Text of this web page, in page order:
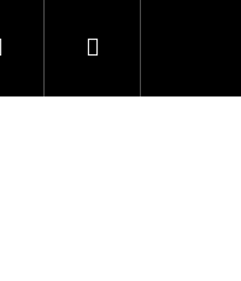
PřihlášeníNákupní